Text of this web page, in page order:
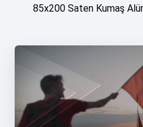
85x200 Saten Kumaş